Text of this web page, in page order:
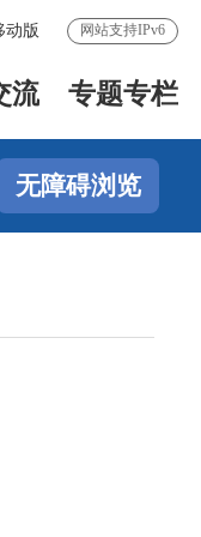
动版 网站支持IPv6
流 专题专栏
无障碍浏览